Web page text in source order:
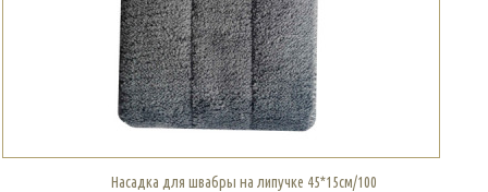
Насадка для швабры на липучке 45*15см/100